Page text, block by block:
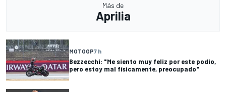
Más de
Aprilia
MOTOGP7 h
Bezzecchi: "Me siento muy feliz por este podio,
pero estoy mal físicamente, preocupado"